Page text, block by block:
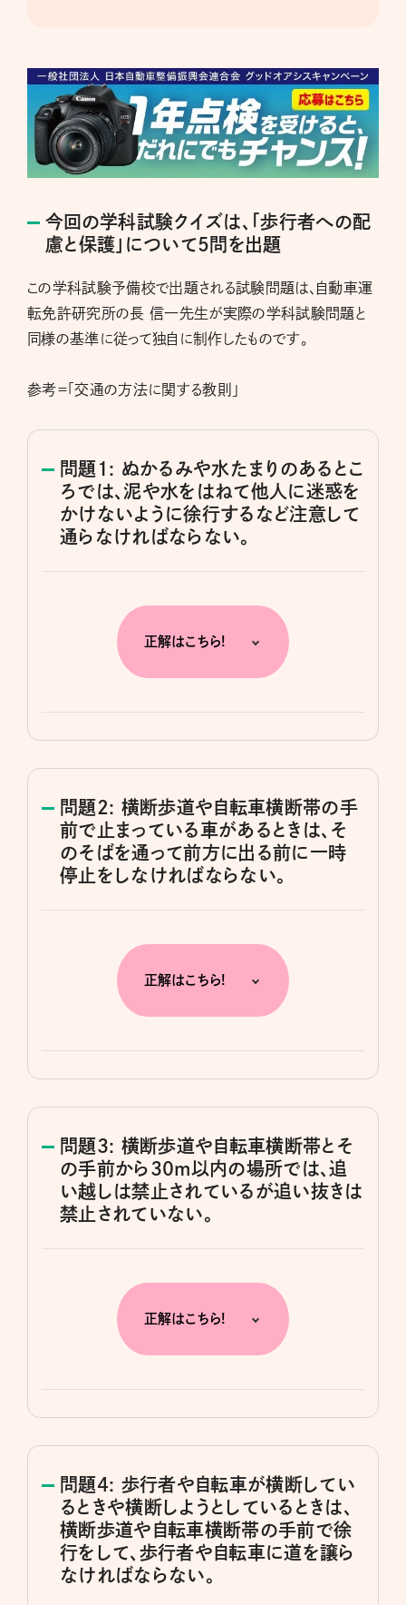
今回の学科試験クイズは、「歩行者への配
慮と保護」について5問を出題
この学科試験予備校で出題される試験問題は、自動車運
転免許研究所の長 信一先生が実際の学科試験問題と
同様の基準に従って独自に制作したものです。
参考＝「交通の方法に関する教則」
問題1: ぬかるみや水たまりのあるとこ
ろでは、泥や水をはねて他人に迷惑を
かけないように徐行するなど注意して
通らなければならない。
正解はこちら!
問題2: 横断歩道や自転車横断帯の手
前で止まっている車があるときは、そ
のそばを通って前方に出る前に一時
停止をしなければならない。
正解はこちら!
問題3: 横断歩道や自転車横断帯とそ
の手前から30m以内の場所では、追
い越しは禁止されているが追い抜きは
禁止されていない。
正解はこちら!
問題4: 歩行者や自転車が横断してい
るときや横断しようとしているときは、
横断歩道や自転車横断帯の手前で徐
行をして、歩行者や自転車に道を譲ら
なければならない。